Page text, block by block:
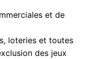
et de
loteries et toutes
des jeux